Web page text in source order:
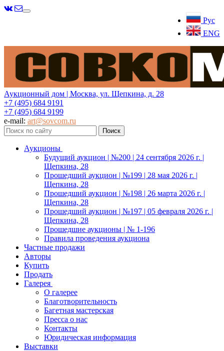
Рус
ENG
Меню
Аукционный дом | Москва, ул. Щепкина, д. 28
+7 (495) 684 9191
+7 (495) 684 9199
e-mail: art@sovcom.ru
Аукционы
Будущий аукцион | №200 | 24 сентября 2026 г. |
Щепкина, 28
Прошедший аукцион | №199 | 28 мая 2026 г. |
Щепкина, 28
Прошедший аукцион | №198 | 26 марта 2026 г. |
Щепкина, 28
Прошедший аукцион | №197 | 05 февраля 2026 г. |
Щепкина, 28
Прошедшие аукционы | № 1-196
Правила проведения аукциона
Частные продажи
Авторы
Купить
Продать
Галерея
О галерее
Благотворительность
Багетная мастерская
Пресса о нас
Контакты
Юридическая информация
Выставки